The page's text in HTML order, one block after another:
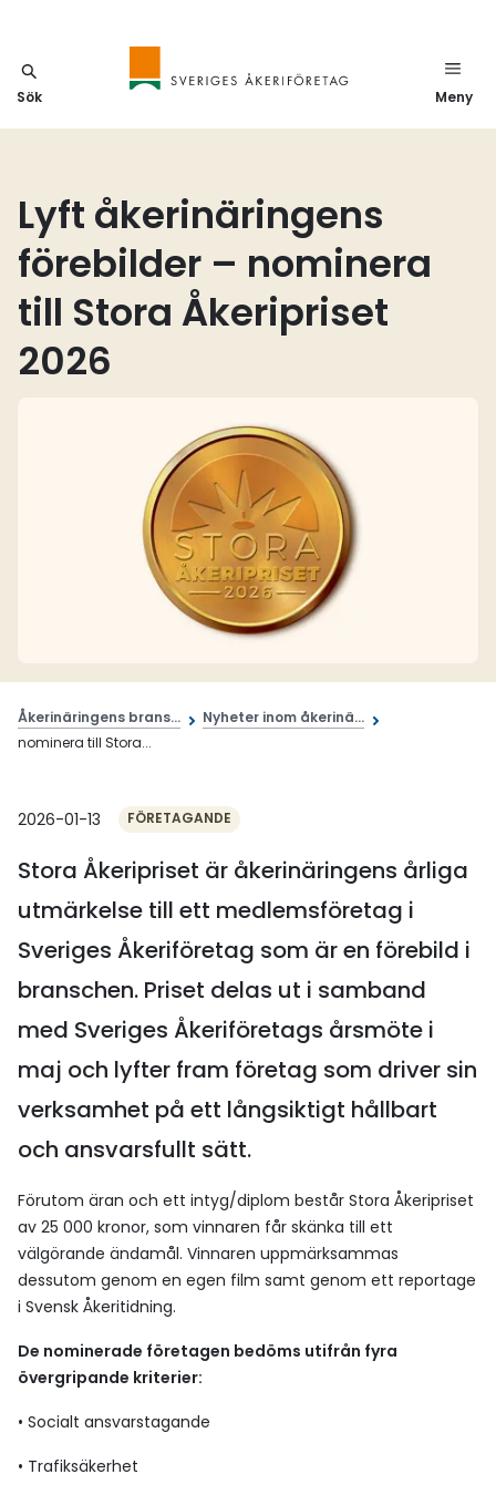
Sök Meny
Lyft åkerinäringens
förebilder – nominera
till Stora Åkeripriset
2026
Åkerinäringens brans...
Nyheter inom åkerinä...
nominera till Stora...
2026-01-13 FÖRETAGANDE
Stora Åkeripriset är åkerinäringens årliga
utmärkelse till ett medlemsföretag i
Sveriges Åkeriföretag som är en förebild i
branschen. Priset delas ut i samband
med Sveriges Åkeriföretags årsmöte i
maj och lyfter fram företag som driver sin
verksamhet på ett långsiktigt hållbart
och ansvarsfullt sätt.
Förutom äran och ett intyg/diplom består Stora Åkeripriset
av 25 000 kronor, som vinnaren får skänka till ett
välgörande ändamål. Vinnaren uppmärksammas
dessutom genom en egen film samt genom ett reportage
i Svensk Åkeritidning.
De nominerade företagen bedöms utifrån fyra
övergripande kriterier:
• Socialt ansvarstagande
• Trafiksäkerhet